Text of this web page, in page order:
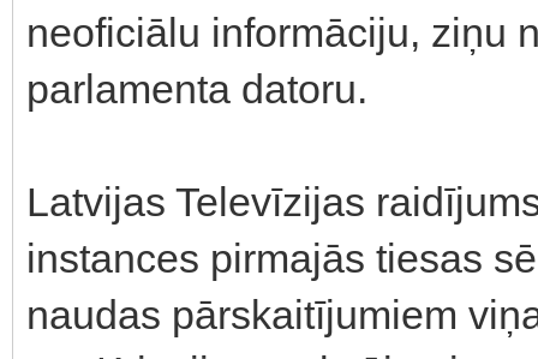
neoficiālu informāciju, ziņu
parlamenta datoru.
Latvijas Televīzijas
instances pirmajās tiesas
naudas pārskaitījumiem